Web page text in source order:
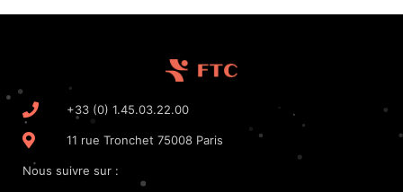
+33 (0) 1.45.03.22.00
11 rue Tronchet 75008 Paris
Nous suivre sur :